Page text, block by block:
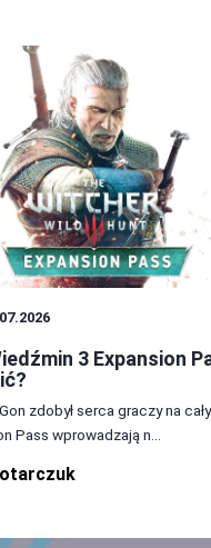
3 Expansion
zdobył serca graczy na
Pass wprowadzają n...